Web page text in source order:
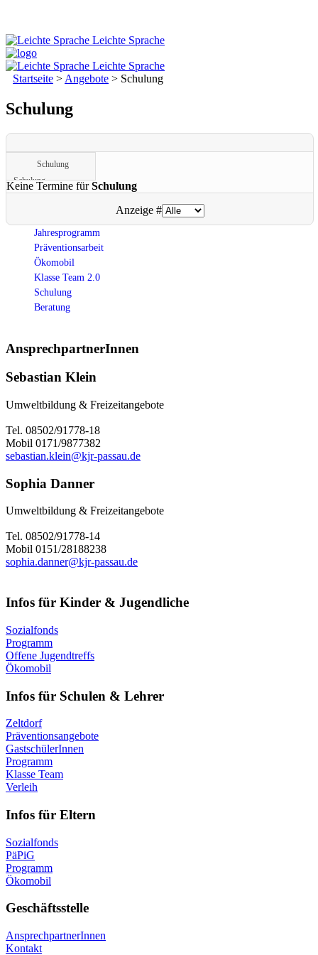
Leichte Sprache
Leichte Sprache
Startseite > Angebote > Schulung
Schulung
Schulung
Schulung
Keine Termine fürSchulung
Limite der Paginierungsliste
Anzeige #
Jahresprogramm
Präventionsarbeit
Ökomobil
Klasse Team 2.0
Schulung
Beratung
AnsprechpartnerInnen
Sebastian Klein
Umweltbildung & Freizeitangebote
Tel. 08502/91778-18
Mobil 0171/9877382
sebastian.klein@kjr-passau.de
Sophia Danner
Umweltbildung & Freizeitangebote
Tel. 08502/91778-14
Mobil 0151/28188238
sophia.danner@kjr-passau.de
Infos für Kinder & Jugendliche
Sozialfonds
Programm
Offene Jugendtreffs
Ökomobil
Infos für Schulen & Lehrer
Zeltdorf
Präventionsangebote
GastschülerInnen
Programm
Klasse Team
Verleih
Infos für Eltern
Sozialfonds
PäPiG
Programm
Ökomobil
Geschäftsstelle
AnsprechpartnerInnen
Kontakt